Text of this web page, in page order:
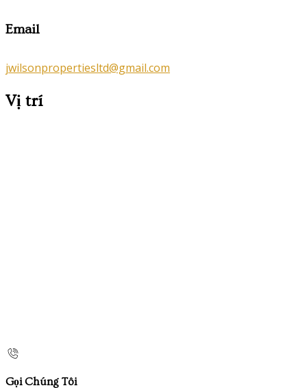
Email
jwilsonpropertiesltd@gmail.com
Vị trí
Gọi Chúng Tôi